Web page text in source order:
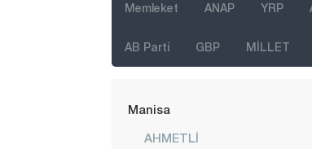
Memleket ANAP YRP
AB Parti GBP MİLLET
Kütahya
Manisa
AHMETLİ